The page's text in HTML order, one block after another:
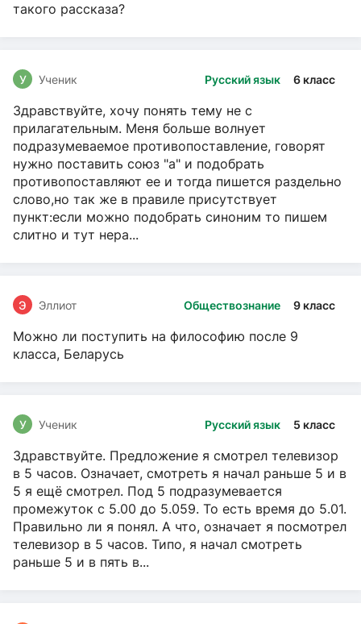
такого рассказа?
Русский язык 6 класс
У Ученик
Здравствуйте, хочу понять тему не с
прилагательным. Меня больше волнует
подразумеваемое противопоставление, говорят
нужно поставить союз "а" и подобрать
противопоставляют ее и тогда пишется раздельно
слово,но так же в правиле присутствует
пункт:если можно подобрать синоним то пишем
слитно и тут нера...
Обществознание 9 класс
Э Эллиот
Можно ли поступить на философию после 9
класса, Беларусь
Русский язык 5 класс
У Ученик
Здравствуйте. Предложение я смотрел телевизор
в 5 часов. Означает, смотреть я начал раньше 5 и в
5 я ещё смотрел. Под 5 подразумевается
промежуток с 5.00 до 5.059. То есть время до 5.01.
Правильно ли я понял. А что, означает я посмотрел
телевизор в 5 часов. Типо, я начал смотреть
раньше 5 и в пять в...